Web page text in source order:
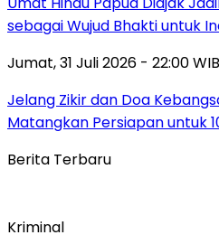
sebagai Wujud Bhakti untuk
Jumat, 31 Juli 2026 - 22:00 WIB
Jelang Zikir dan Doa
Matangkan Persiapan untuk
Berita Terbaru
Kriminal